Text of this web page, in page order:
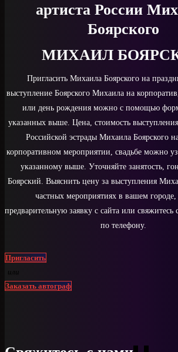
артиста России
Боярского
МИХАИЛ
Пригласить Михаила Боярского на
выступление Боярского Михаила на
или день рождения можно с помощью
указанных выше. Цена, стоимость
Российской эстрады Михаила Боярского
корпоративном мероприятии, свадьбе можно
указанному выше. Уточняйте занятость,
Боярский. Выяснить цену за выступления
частных мероприятиях в вашем городе,
предварительную заявку с сайта или
по телефону.
Пригласить
или
Заказать автограф